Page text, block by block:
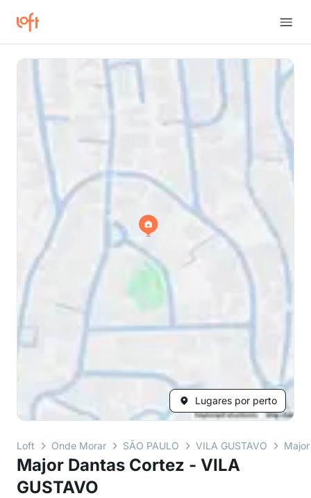
Lugares por perto
Loft Onde Morar SÃO PAULO VILA GUSTAVO
Major Dantas Cortez - VILA
GUSTAVO